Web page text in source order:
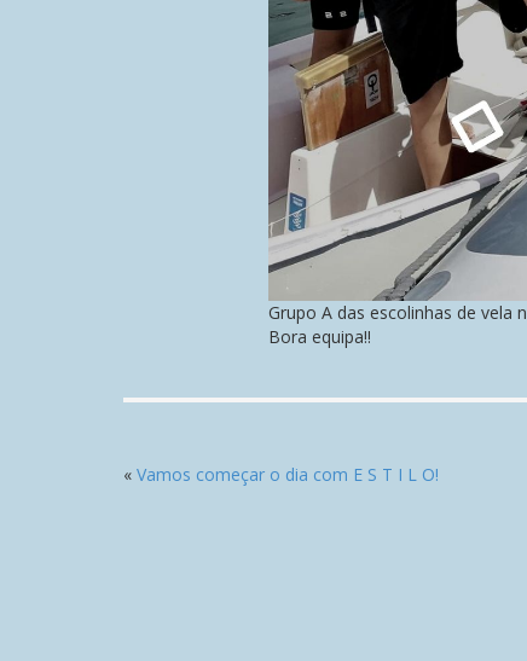
Grupo A das escolinhas de vela
Bora equipa!!
« Vamos começar o dia com E S T I L O!